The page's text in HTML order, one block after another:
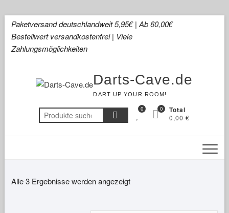
Skip
content
Paketversand deutschlandweit 5,95€ | Ab 60,00€
Bestellwert versandkostenfrei | Viele
Zahlungsmöglichkeiten
Darts-Cave.de
DART UP YOUR ROOM!
Suchen
nach:
0 Total
0,00 €
0
Alle 3 Ergebnisse werden angezeigt